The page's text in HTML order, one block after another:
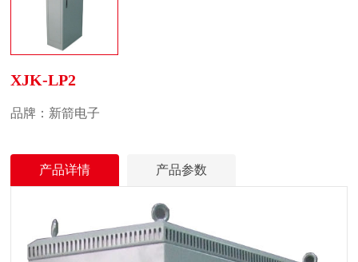
XJK-LP2
品牌：新箭电子
产品详情 产品参数